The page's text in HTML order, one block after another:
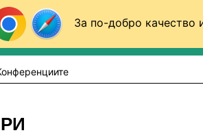
За по-добро качество
ФУТБОЛ (БГ)